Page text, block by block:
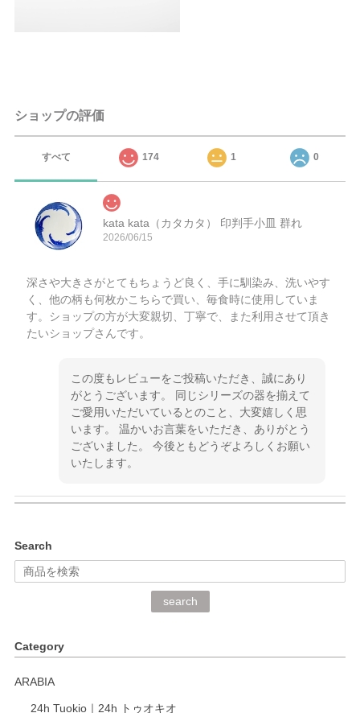
ショップの評価
すべて 174 1 0
kata kata（カタカタ） 印判手小皿 群れ
2026/06/15
深さや大きさがとてもちょうど良く、手に馴染み、洗いやす
く、他の柄も何枚かこちらで買い、毎食時に使用していま
す。ショップの方が大変親切、丁寧で、また利用させて頂き
たいショップさんです。
この度もレビューをご投稿いただき、誠にあり
がとうございます。 同じシリーズの器を揃えて
ご愛用いただいているとのこと、大変嬉しく思
います。 温かいお言葉をいただき、ありがとう
ございました。 今後ともどうぞよろしくお願い
いたします。
深さや大きさがとてもちょうど良く、手に馴染み、洗いやす
く、他の柄も何枚かこちらで買い、毎食時に使用していま
く交換して下さいました。
がとうございます。 同じシリーズの器を揃えて
Search
search
Category
ARABIA
24h Tuokio｜24h トゥオキオ